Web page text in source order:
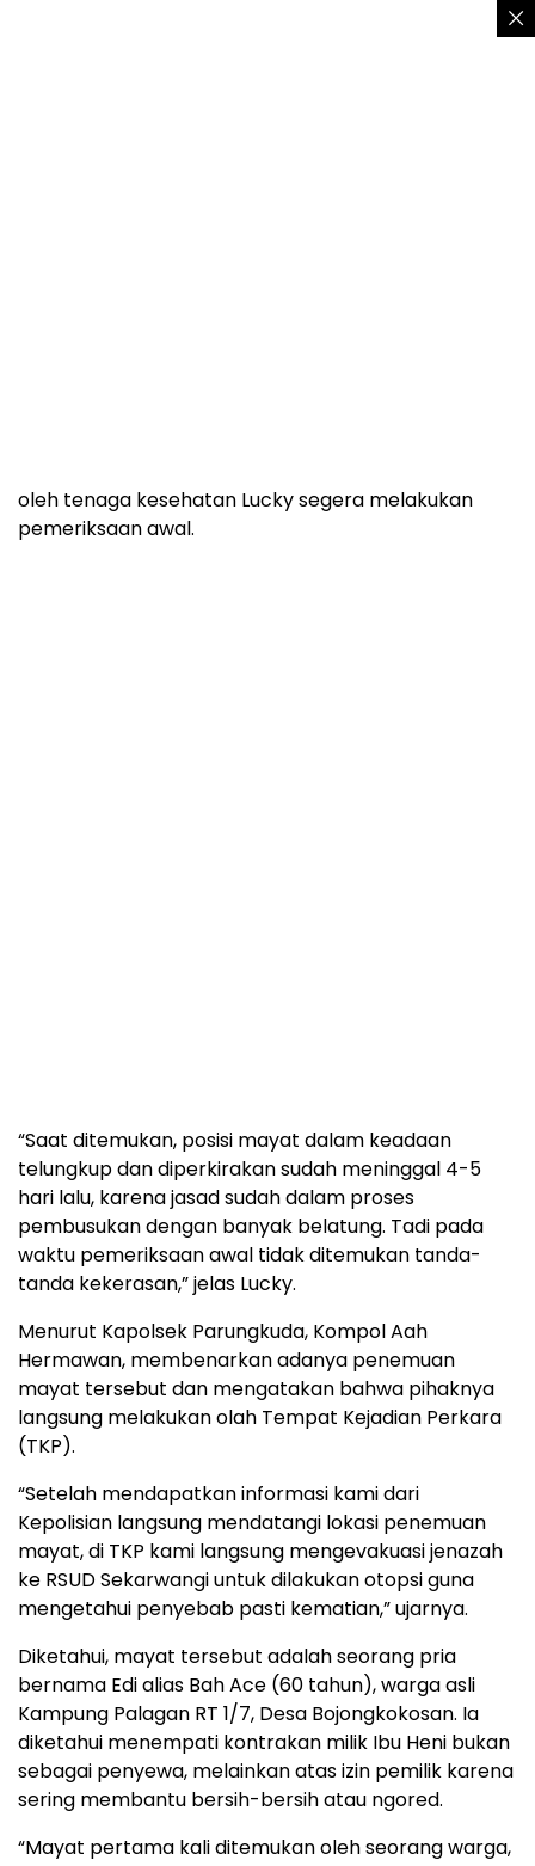
oleh tenaga kesehatan Lucky segera melakukan
pemeriksaan awal.
“Saat ditemukan, posisi mayat dalam keadaan
telungkup dan diperkirakan sudah meninggal 4-5
hari lalu, karena jasad sudah dalam proses
pembusukan dengan banyak belatung. Tadi pada
waktu pemeriksaan awal tidak ditemukan tanda-
tanda kekerasan,” jelas Lucky.
Menurut Kapolsek Parungkuda, Kompol Aah
Hermawan, membenarkan adanya penemuan
mayat tersebut dan mengatakan bahwa pihaknya
langsung melakukan olah Tempat Kejadian Perkara
(TKP).
“Setelah mendapatkan informasi kami dari
Kepolisian langsung mendatangi lokasi penemuan
mayat, di TKP kami langsung mengevakuasi jenazah
ke RSUD Sekarwangi untuk dilakukan otopsi guna
mengetahui penyebab pasti kematian,” ujarnya.
Diketahui, mayat tersebut adalah seorang pria
bernama Edi alias Bah Ace (60 tahun), warga asli
Kampung Palagan RT 1/7, Desa Bojongkokosan. Ia
diketahui menempati kontrakan milik Ibu Heni bukan
sebagai penyewa, melainkan atas izin pemilik karena
sering membantu bersih-bersih atau ngored.
“Mayat pertama kali ditemukan oleh seorang warga,